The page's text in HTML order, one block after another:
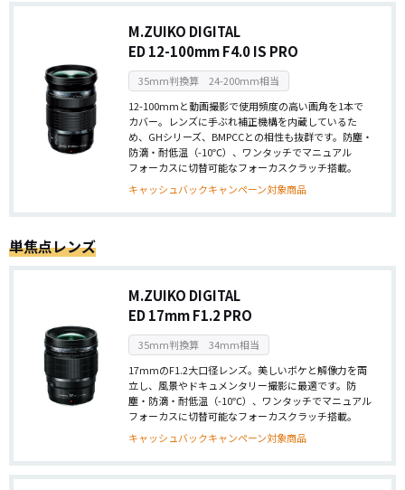
M.ZUIKO DIGITAL
ED 12-100mm F4.0 IS PRO
35mm判換算 24-200mm相当
12-100mmと動画撮影で使用頻度の高い画角を1本で
カバー。レンズに手ぶれ補正機構を内蔵しているた
め、GHシリーズ、BMPCCとの相性も抜群です。防塵・
防滴・耐低温（-10℃）、ワンタッチでマニュアル
フォーカスに切替可能なフォーカスクラッチ搭載。
キャッシュバックキャンペーン対象商品
単焦点レンズ
M.ZUIKO DIGITAL
ED 17mm F1.2 PRO
35mm判換算 34mm相当
17mmのF1.2大口径レンズ。美しいボケと解像力を両
立し、風景やドキュメンタリー撮影に最適です。防
塵・防滴・耐低温（-10℃）、ワンタッチでマニュアル
フォーカスに切替可能なフォーカスクラッチ搭載。
キャッシュバックキャンペーン対象商品